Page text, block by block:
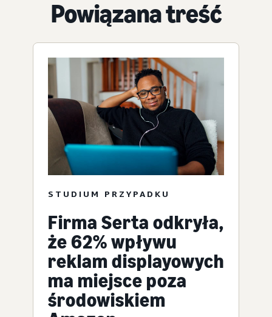
Powiązana treść
STUDIUM PRZYPADKU
Firma Serta odkryła,
że 62% wpływu
reklam displayowych
ma miejsce poza
środowiskiem